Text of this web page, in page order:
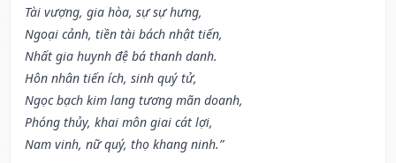
Tài vượng, gia hòa, sự sự hưng,
Ngoại cảnh, tiền tài bách nhật tiến,
Nhất gia huynh đệ bá thanh danh.
Hôn nhân tiến ích, sinh quý tử,
Ngọc bạch kim lang tương mãn doanh,
Phóng thủy, khai môn giai cát lợi,
Nam vinh, nữ quý, thọ khang ninh.”